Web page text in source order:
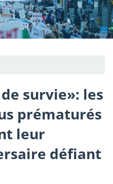
survie»: les
prématurés
leur
défiant